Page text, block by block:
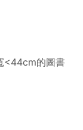
<44cm的圖書